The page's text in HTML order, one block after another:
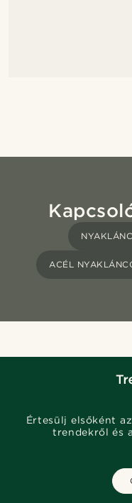
ACÉL
Értesülj elsőként
trendekről és